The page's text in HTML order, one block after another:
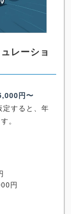
レーショ
円〜
すると、年
。
円